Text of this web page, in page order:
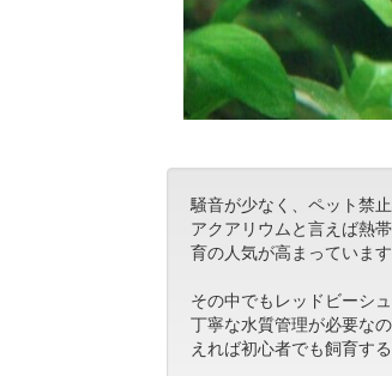
騒音が少なく、ペット禁
アクアリウムと言えば熱
育の人気が高まっています
その中でもレッドビーシ
丁寧な水質管理が必要な
えれば初心者でも飼育す